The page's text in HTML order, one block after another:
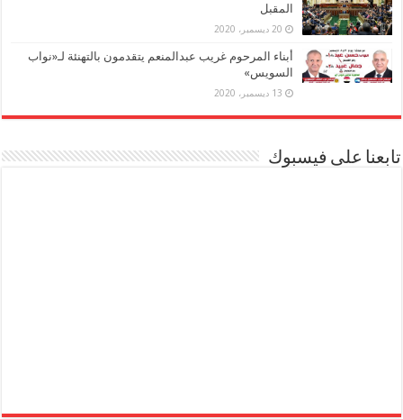
المقبل
20 ديسمبر، 2020
أبناء المرحوم غريب عبدالمنعم يتقدمون بالتهنئة لـ«نواب
السويس»
13 ديسمبر، 2020
تابعنا على فيسبوك